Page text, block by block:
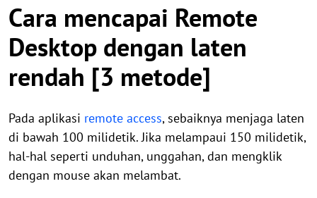
Cara mencapai Remote
Desktop dengan laten
rendah [3 metode]
Pada aplikasi remote access, sebaiknya menjaga laten
di bawah 100 milidetik. Jika melampaui 150 milidetik,
hal-hal seperti unduhan, unggahan, dan mengklik
dengan mouse akan melambat.